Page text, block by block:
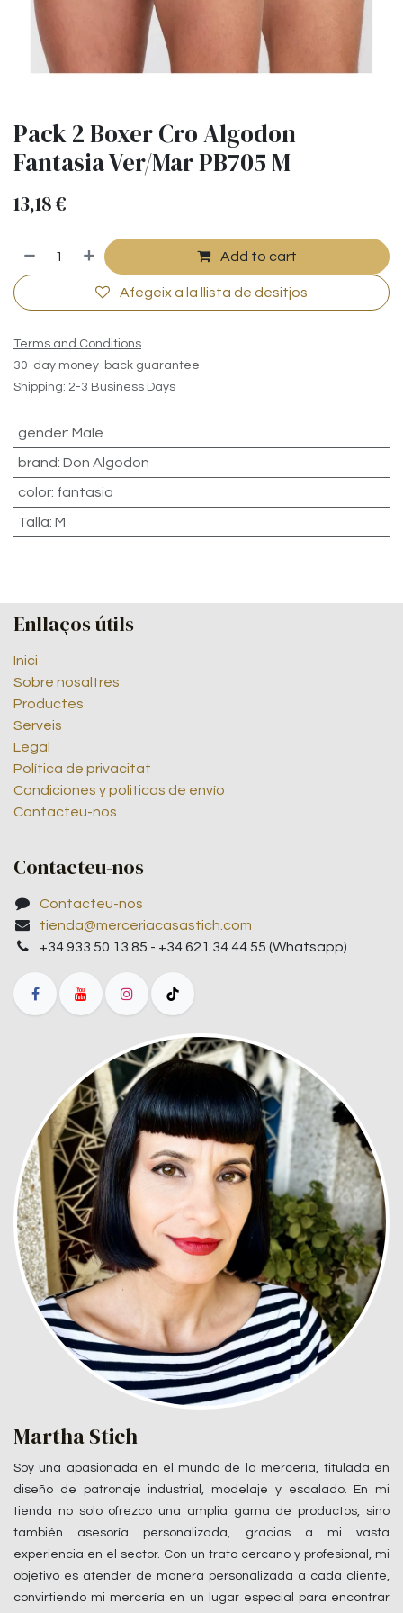
Pack 2 Boxer Cro Algodon
Fantasia Ver/Mar PB705 M
13,18€
Add to cart
Afegeix a la llista de desitjos
Terms and Conditions
30-day money-back guarantee
Shipping: 2-3 Business Days
gender: Male
brand: Don Algodon
color: fantasia
Talla: M
Enllaços útils
Inici
Sobre nosaltres
Productes
Serveis
Legal
Política de privacitat
Condiciones y politicas de envío
Contacteu-nos
Contacteu-nos
Contacteu-nos
tienda@merceriacasastich.com
+34 933 50 13 85 - +34 621 34 44 55 (Whatsapp)
Martha Stich
Soy una apasionada en el mundo de la mercería, titulada en
diseño de patronaje industrial, modelaje y escalado. En mi
tienda no solo ofrezco una amplia gama de productos, sino
también asesoría personalizada, gracias a mi vasta
experiencia en el sector. Con un trato cercano y profesional, mi
objetivo es atender de manera personalizada a cada cliente,
convirtiendo mi mercería en un lugar especial para encontrar